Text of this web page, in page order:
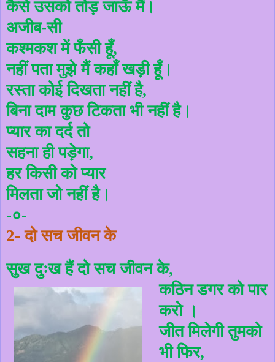
कैसे उसको तोड़ जाऊँ मैं।
अजीब-सी
कश्मकश में फँसी हूँ,
नहीं पता मुझे मैं कहाँ खड़ी हूँ।
रस्ता कोई दिखता नहीं है,
बिना दाम कुछ टिकता भी नहीं है।
प्यार का दर्द तो
सहना ही पड़ेगा,
हर किसी को प्यार
मिलता जो नहीं है।
-०-
2- दो सच जीवन के
सुख दुःख हैं दो सच जीवन के,
कठिन डगर को पार
करो ।
जीत मिलेगी तुमको
भी फिर,